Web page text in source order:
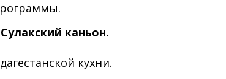
каньон.
кухни.